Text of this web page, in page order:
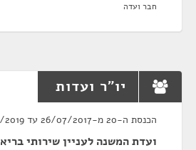
חבר ועדה
יו"ר ועדות
הכנסת ה-20 מ-26/07/2017 עד 30/04/2019
ועדת המשנה לעניין שירותי